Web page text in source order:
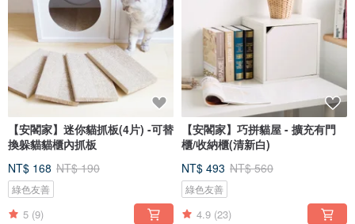
【安閣家】迷你貓抓板(4片) -可替
換躲貓貓櫃內抓板
NT$ 168 NT$ 190
綠色友善
5 (9)
【安閣家】巧拼貓屋 - 擴充有門
櫃/收納櫃(清新白)
NT$ 493 NT$ 560
綠色友善
4.9 (23)